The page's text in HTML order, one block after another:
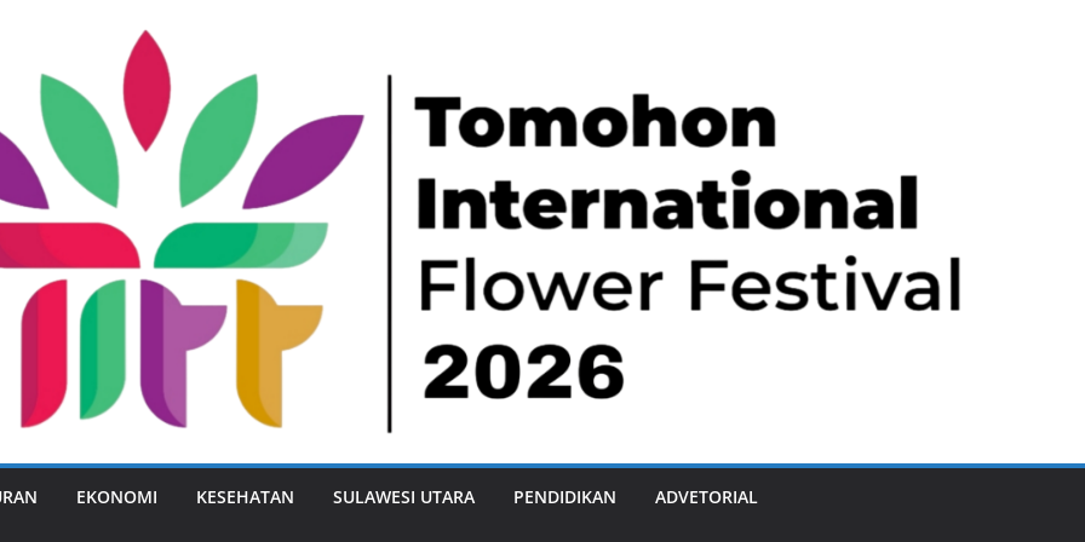
EKONOMI KESEHATAN SULAWESI UTARA PENDIDIKAN ADVETORIAL